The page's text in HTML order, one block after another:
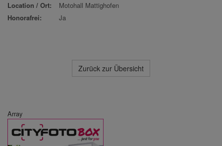
Location / Ort:
Motohall Mattighofen
Honorafrei:
Ja
Zurück zur Übersicht
Array